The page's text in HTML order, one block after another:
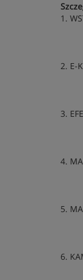
1.
2. E-
3.
4.
5.
6.